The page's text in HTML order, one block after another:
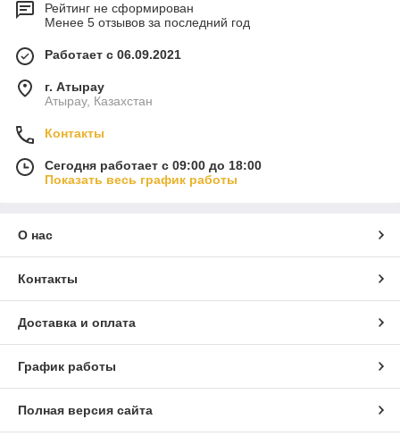
Рейтинг не сформирован
Менее 5 отзывов за последний год
Работает с 06.09.2021
г. Атырау
Атырау, Казахстан
Контакты
Сегодня работает с 09:00 до 18:00
Показать весь график работы
О нас
Контакты
Доставка и оплата
График работы
Полная версия сайта